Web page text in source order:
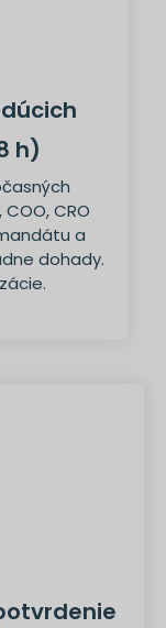
h)
CRO
a
dohady.